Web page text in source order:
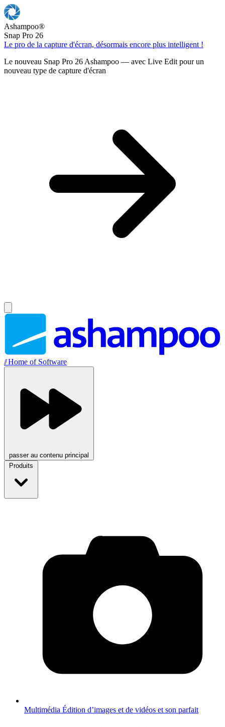
Ashampoo®
Snap Pro 26
Le pro de la capture d'écran, désormais encore plus intelligent !
Le nouveau Snap Pro 26 Ashampoo — avec Live Edit pour un
nouveau type de capture d'écran
//Home of Software
passer au contenu principal
Produits
Multimédia Édition d’images et de vidéos et son parfait